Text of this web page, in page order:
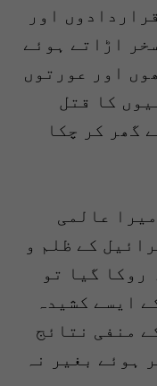
اور
اڑاتے ہوئے
اور عورتوں
کا قتل
گھر کر چکا
عالمی
کے ظلم و
روکا گیا تو
ایسے کشیدہ
منفی نتائج
ہوئے بغیر نہ